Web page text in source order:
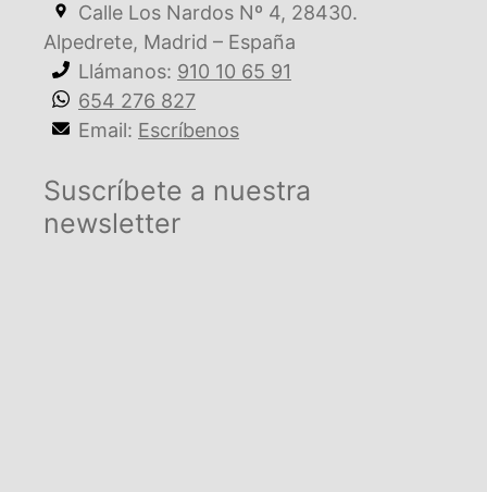
Calle Los Nardos Nº 4, 28430.
Alpedrete, Madrid – España
Llámanos: 910 10 65 91
654 276 827
Email: Escríbenos
Suscríbete a nuestra
newsletter